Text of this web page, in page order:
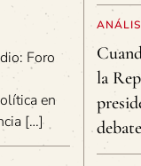
Foro
en
[…]
la